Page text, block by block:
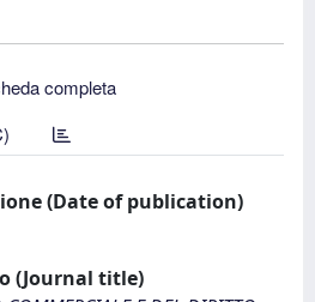
completa
(Date of publication)
(Journal title)